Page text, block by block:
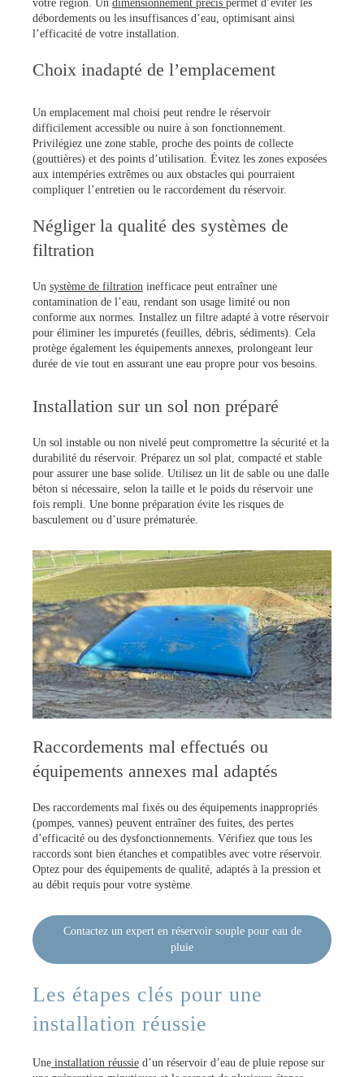
votre région. Un dimensionnement précis permet d’éviter les
débordements ou les insuffisances d’eau, optimisant ainsi
l’efficacité de votre installation.
Choix inadapté de l’emplacement
Un emplacement mal choisi peut rendre le réservoir
difficilement accessible ou nuire à son fonctionnement.
Privilégiez une zone stable, proche des points de collecte
(gouttières) et des points d’utilisation. Évitez les zones exposées
aux intempéries extrêmes ou aux obstacles qui pourraient
compliquer l’entretien ou le raccordement du réservoir.
Négliger la qualité des systèmes de
filtration
Un système de filtration inefficace peut entraîner une
contamination de l’eau, rendant son usage limité ou non
conforme aux normes. Installez un filtre adapté à votre réservoir
pour éliminer les impuretés (feuilles, débris, sédiments). Cela
protège également les équipements annexes, prolongeant leur
durée de vie tout en assurant une eau propre pour vos besoins.
Installation sur un sol non préparé
Un sol instable ou non nivelé peut compromettre la sécurité et la
durabilité du réservoir. Préparez un sol plat, compacté et stable
pour assurer une base solide. Utilisez un lit de sable ou une dalle
béton si nécessaire, selon la taille et le poids du réservoir une
fois rempli. Une bonne préparation évite les risques de
basculement ou d’usure prématurée.
Raccordements mal effectués ou
équipements annexes mal adaptés
Des raccordements mal fixés ou des équipements inappropriés
(pompes, vannes) peuvent entraîner des fuites, des pertes
d’efficacité ou des dysfonctionnements. Vérifiez que tous les
raccords sont bien étanches et compatibles avec votre réservoir.
Optez pour des équipements de qualité, adaptés à la pression et
au débit requis pour votre système.
Contactez un expert en réservoir souple pour eau de
pluie
Les étapes clés pour une
installation réussie
Une installation réussie d’un réservoir d’eau de pluie repose sur